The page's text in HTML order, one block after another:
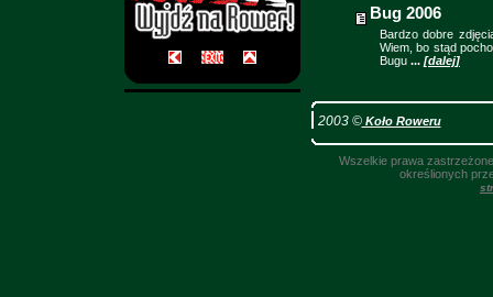
Bug 2006
Bardzo dobre
Wiem, bo stąd
Bugu ... [dalej]
2003 ©Koło Roweru
Wszelkie prawa
określionych